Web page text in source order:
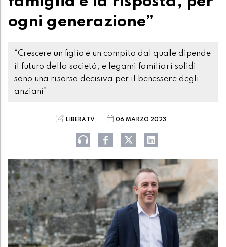
ogni generazione”
“Crescere un figlio è un compito dal quale dipende
il futuro della società, e legami familiari solidi
sono una risorsa decisiva per il benessere degli
anziani”
LIBERATV 06 MARZO 2023